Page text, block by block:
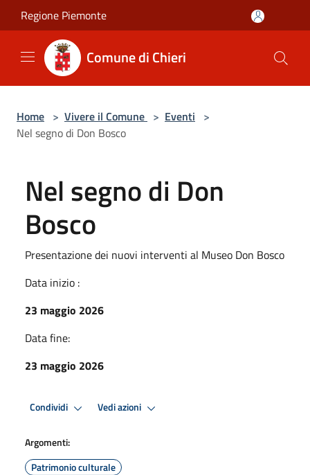
Salta al contenuto principale
Regione Piemonte
Comune di Chieri
Home > Vivere il Comune > Eventi >
Nel segno di Don Bosco
Nel segno di Don
Bosco
Presentazione dei nuovi interventi al Museo Don Bosco
Data inizio :
23 maggio 2026
Data fine:
23 maggio 2026
Condividi Vedi azioni
Argomenti:
Patrimonio culturale